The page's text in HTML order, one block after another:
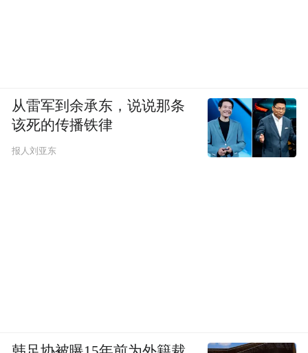
从雷军到余承东，说说那条
该死的传播铁律
报人刘亚东